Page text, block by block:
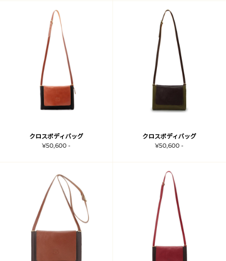
クロスボディバッグ
¥50,600 -
クロスボディバッグ
¥50,600 -